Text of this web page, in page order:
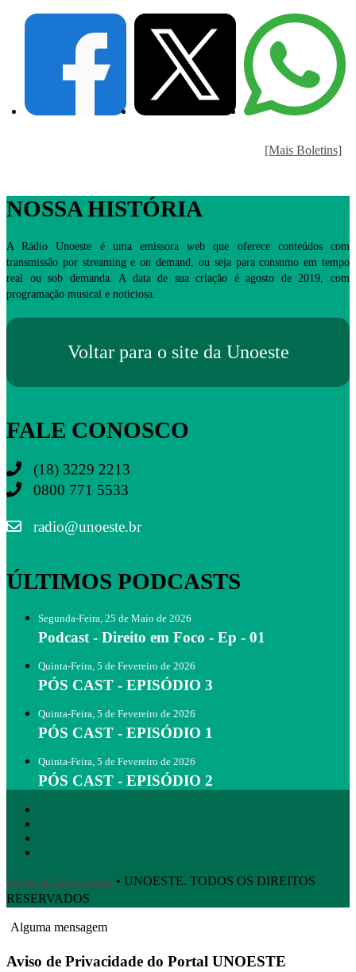
[Mais Boletins]
NOSSA HISTÓRIA
A Rádio Unoeste é uma emissora web que oferece conteúdos com
transmissão por streaming e on demand, ou seja para consumo em tempo
real ou sob demanda. A data de sua criação é agosto de 2019, com
programação musical e noticiosa.
Voltar para o site da Unoeste
FALE CONOSCO
(18) 3229 2213
0800 771 5533
radio@unoeste.br
ÚLTIMOS PODCASTS
Segunda-Feira, 25 de Maio de 2026
Podcast - Direito em Foco - Ep - 01
Quinta-Feira, 5 de Fevereiro de 2026
PÓS CAST - EPISÓDIO 3
Quinta-Feira, 5 de Fevereiro de 2026
PÓS CAST - EPISÓDIO 1
Quinta-Feira, 5 de Fevereiro de 2026
PÓS CAST - EPISÓDIO 2
Aviso de Privacidade • UNOESTE. TODOS OS DIREITOS
RESERVADOS
Alguma mensagem
Aviso de Privacidade do Portal UNOESTE